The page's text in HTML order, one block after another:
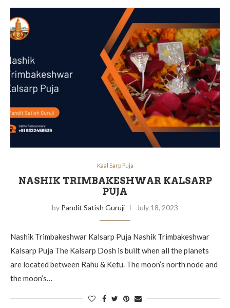
Kaal Sarp Puja
NASHIK TRIMBAKESHWAR KALSARP
PUJA
by Pandit Satish Guruji July 18, 2023
Nashik Trimbakeshwar Kalsarp Puja Nashik Trimbakeshwar
Kalsarp Puja The Kalsarp Dosh is built when all the planets
are located between Rahu & Ketu. The moon’s north node and
the moon’s…